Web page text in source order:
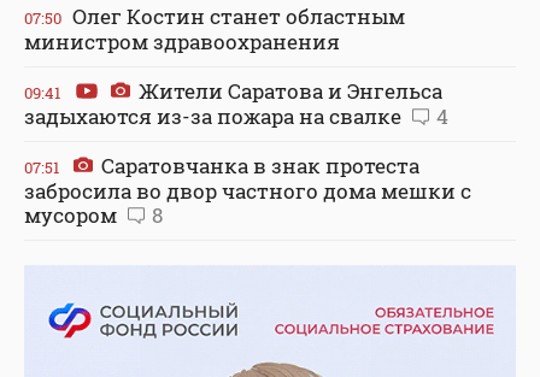
07:50 Олег Костин станет областным
министром здравоохранения
09:41
Жители Саратова и Энгельса
задыхаются из-за пожара на свалке
4
07:51
Саратовчанка в знак протеста
забросила во двор частного дома мешки с
мусором
8